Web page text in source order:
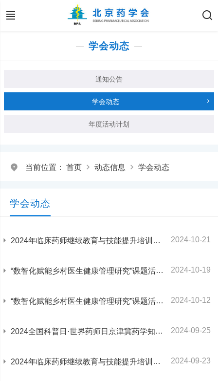
学会动态
通知公告
学会动态
年度活动计划
当前位置： 首页 动态信息 学会动态
学会动态
2024年临床药师继续教育与技能提升培训班第三场圆满召开 2024-10-21
“数智化赋能乡村医生健康管理研究”课题活动报道 ——密云基层医务工作者培训 2024-10-19
“数智化赋能乡村医生健康管理研究”课题活动 ——江苏省泰州市基层医药工作者培训 2024-10-12
2024全国科普日·世界药师日京津冀药学知识大篷车活动圆满召开 2024-09-25
2024年临床药师继续教育与技能提升培训班第二场圆满召开 2024-09-23